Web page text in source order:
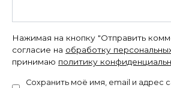
Нажимая на кнопку "Отправить
согласие на обработку
принимаю политику
Сохранить моё имя, email и адрес